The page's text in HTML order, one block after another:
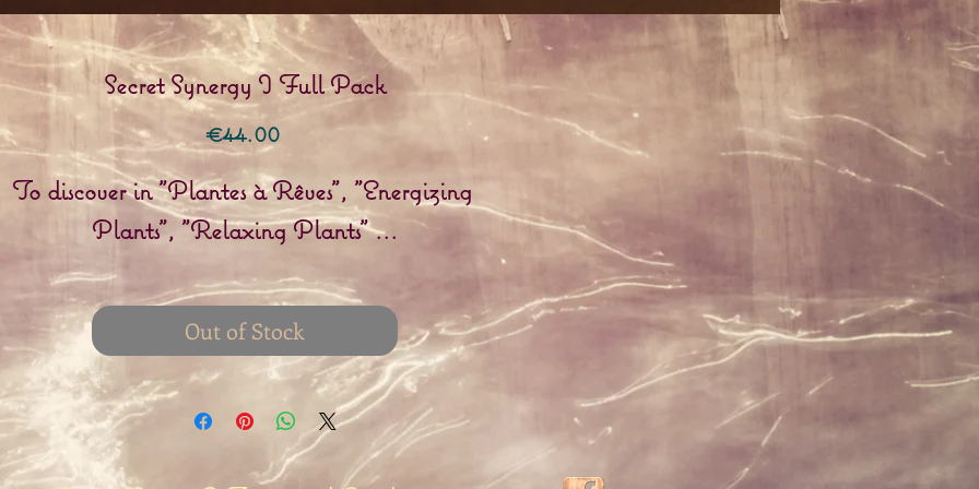
Secret Synergy I Full Pack
€44.00Price
To discover in "Plantes à Rêves", "Energizing
Plants", "Relaxing Plants" ...
Out of Stock